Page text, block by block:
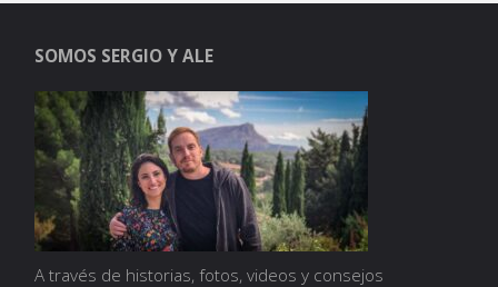
SOMOS SERGIO Y ALE
A través de historias, fotos, videos y consejos